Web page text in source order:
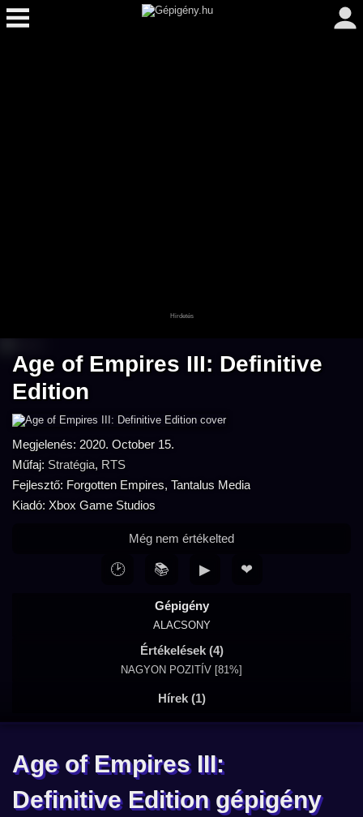
Age of Empires III: Definitive
Edition
Megjelenés: 2020. October 15.
Műfaj: Stratégia, RTS
Fejlesztő: Forgotten Empires, Tantalus Media
Kiadó: Xbox Game Studios
Gépigény
ALACSONY
Értékelések (4)
NAGYON POZITÍV [81%]
Hírek (1)
Még nem értékelted
🕑 📚 ▶ ❤
Age of Empires III:
Definitive Edition gépigény